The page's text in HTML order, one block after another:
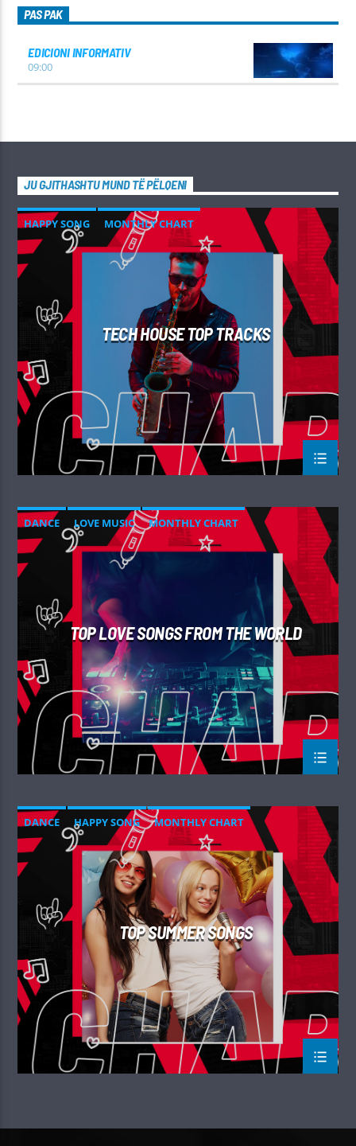
PAS PAK
EDICIONI INFORMATIV
09:00
JU GJITHASHTU MUND TË PËLQENI
HAPPY SONG
MONTHLY CHART
SUMMER CHART
TECH HOUSE
TECH HOUSE TOP TRACKS
DANCE LOVE MUSIC
MONTHLY CHART
SPRING CHART
TOP LOVE SONGS FROM THE WORLD
DANCE HAPPY SONG
MONTHLY CHART
SUMMER CHART
TOP SUMMER SONGS